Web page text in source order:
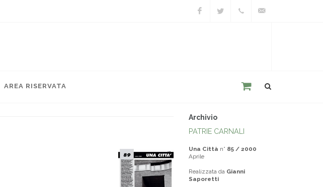
AREA RISERVATA
Archivio
PATRIE CARNALI
Una Città n° 85 / 2000
Aprile
Realizzata da Gianni
Saporetti